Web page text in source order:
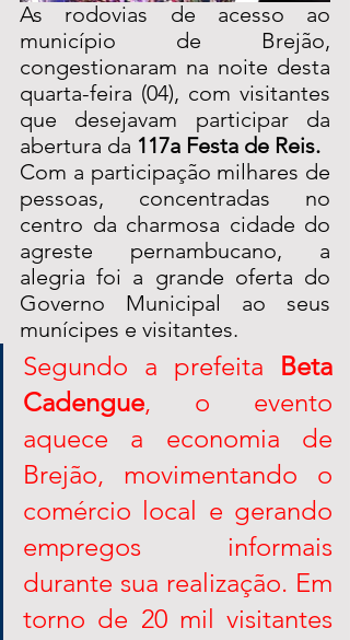
As rodovias de acesso ao
município de Brejão,
congestionaram na noite desta
quarta-feira (04), com visitantes
que desejavam participar da
abertura da 117a Festa de Reis.
Com a participação milhares de
pessoas, concentradas no
centro da charmosa cidade do
agreste pernambucano, a
alegria foi a grande oferta do
Governo Municipal ao seus
munícipes e visitantes.
Segundo a prefeita Beta
Cadengue, o evento
aquece a economia de
Brejão, movimentando o
comércio local e gerando
empregos informais
durante sua realização. Em
torno de 20 mil visitantes